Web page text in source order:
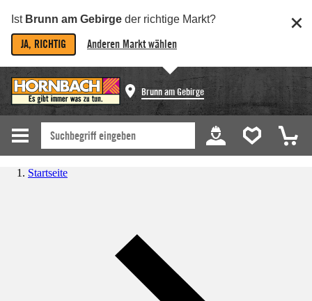
Ist Brunn am Gebirge der richtige Markt?
JA, RICHTIG Anderen Markt wählen
Brunn am Gebirge
Startseite